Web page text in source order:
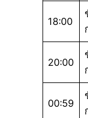
18:00
20:00
00:59